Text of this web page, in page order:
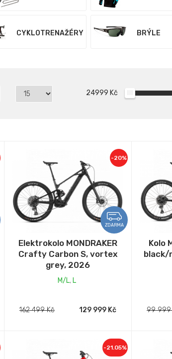
CYKLOTRENAŽÉRY BRÝLE
24999 Kč
ZDARMA
-20%
Elektrokolo MONDRAKER
Crafty Carbon S, vortex
grey, 2026
M/L, L
162 499 Kč 129 999 Kč
Kolo
black/
99 999
-21.05%